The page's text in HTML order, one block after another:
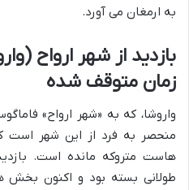
به ارمغان می آورد.
بازدید از شهر ارواح
زمان متوقف شده
واروشا، که به «شهر ارواح»
منحصر به فرد از این شهر است
هاست متروکه مانده است.
طولانی بسته بود و اکنون بخش